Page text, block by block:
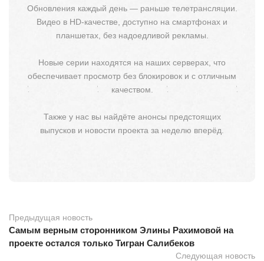
Обновления каждый день — раньше телетрансляции.
Видео в HD-качестве, доступно на смартфонах и
планшетах, без надоедливой рекламы.
Новые серии находятся на наших серверах, что
обеспечивает просмотр без блокировок и с отличным
качеством.
Также у нас вы найдёте анонсы предстоящих
выпусков и новости проекта за неделю вперёд.
Предыдущая новость
Самым верным сторонником Элины Рахимовой на
проекте остался только Тигран Салибеков
Следующая новость